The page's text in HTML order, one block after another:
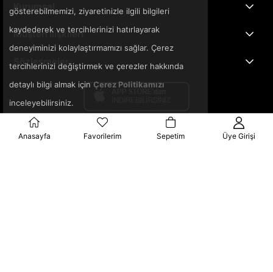
Kurumsal
Müşteri İlişkileri
Sözleşmeler
gösterebilmemizi, ziyaretinizle ilgili bilgileri
kaydederek ve tercihlerinizi hatırlayarak
deneyiminizi kolaylaştırmamızı sağlar. Çerez
tercihlerinizi değiştirmek ve çerezler hakkında
detaylı bilgi almak için Çerez Politikamızı
inceleyebilirsiniz.
Anasayfa Favorilerim Sepetim Üye Girişi